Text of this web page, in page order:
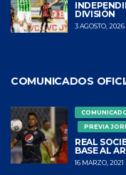
DIVISIÓN
3 AGOSTO, 2026
COMUNICADOS
PREVIA
REAL
BASE AL
16 MARZO, 2021